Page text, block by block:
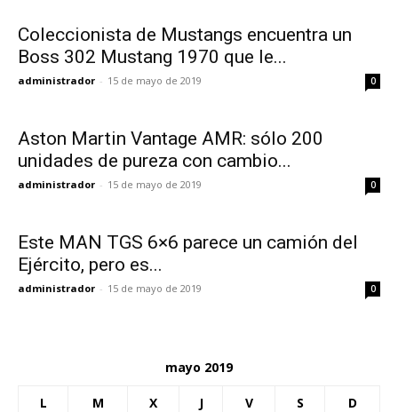
Coleccionista de Mustangs encuentra un
Boss 302 Mustang 1970 que le...
administrador - 15 de mayo de 2019 0
Aston Martin Vantage AMR: sólo 200
unidades de pureza con cambio...
administrador - 15 de mayo de 2019 0
Este MAN TGS 6×6 parece un camión del
Ejército, pero es...
administrador - 15 de mayo de 2019 0
mayo 2019
L M X J V S D